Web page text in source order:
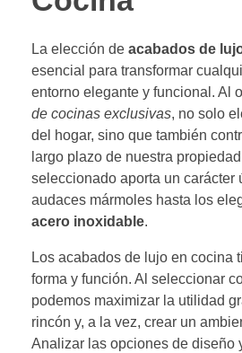
La elección de acabados de
esencial para transformar
entorno elegante y funcional. Al
de cocinas exclusivas, no solo
del hogar, sino que también
largo plazo de nuestra
seleccionado aporta un carácter
audaces mármoles hasta los
acero inoxidable.
Los acabados de lujo en cocina
forma y función. Al seleccionar
podemos maximizar la utilidad
rincón y, a la vez, crear un
Analizar las opciones de diseño